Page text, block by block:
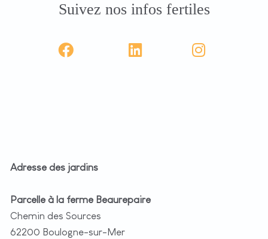
Suivez nos infos fertiles
Adresse des jardins
Parcelle à la ferme Beaurepaire
Chemin des Sources
62200 Boulogne-sur-Mer